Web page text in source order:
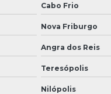
Cabo Frio
Nova Friburgo
Angra dos Reis
Teresópolis
Nilópolis